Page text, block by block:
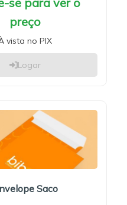
preço
vista no PIX
Logar
Saco